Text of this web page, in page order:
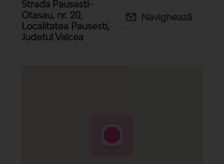
Strada Pausesti-
Otasau, nr. 20,
Localitatea Pausesti,
Judetul Valcea
Navighează